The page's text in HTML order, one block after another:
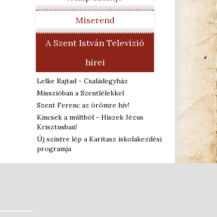
Miserend
A Szent István Televízió
hírei
Lelke Rajtad - Családegyház
Misszióban a Szentlélekkel
Szent Ferenc az örömre hív!
Kincsek a múltból - Hiszek Jézus
Krisztusban!
Új szintre lép a Karitasz iskolakezdési
programja